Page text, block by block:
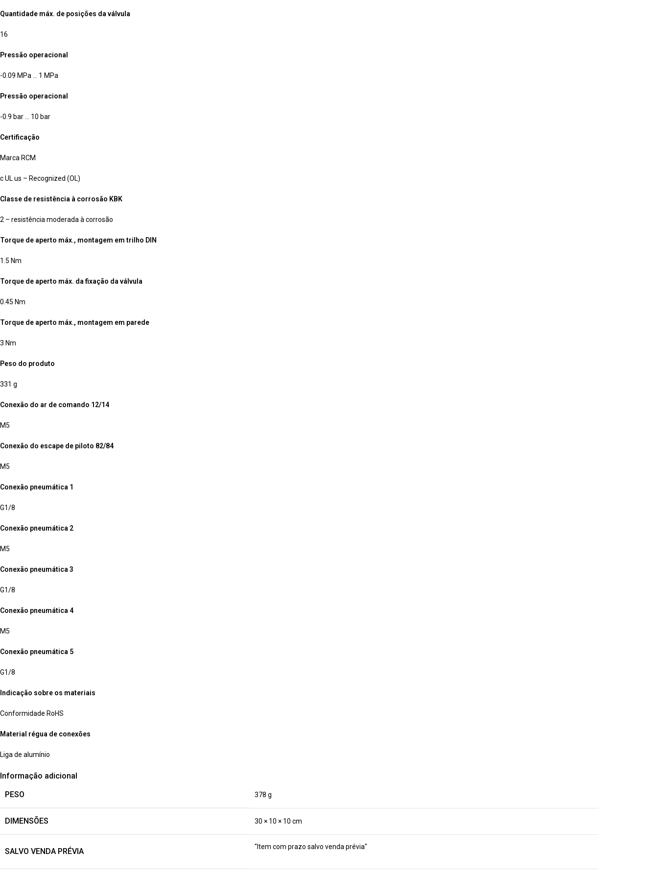
Quantidade máx. de posições da válvula
16
Pressão operacional
-0.09 MPa … 1 MPa
Pressão operacional
-0.9 bar … 10 bar
Certificação
Marca RCM
c UL us – Recognized (OL)
Classe de resistência à corrosão KBK
2 – resistência moderada à corrosão
Torque de aperto máx., montagem em trilho DIN
1.5 Nm
Torque de aperto máx. da fixação da válvula
0.45 Nm
Torque de aperto máx., montagem em parede
3 Nm
Peso do produto
331 g
Conexão do ar de comando 12/14
M5
Conexão do escape de piloto 82/84
M5
Conexão pneumática 1
G1/8
Conexão pneumática 2
M5
Conexão pneumática 3
G1/8
Conexão pneumática 4
M5
Conexão pneumática 5
G1/8
Indicação sobre os materiais
Conformidade RoHS
Material régua de conexões
Liga de alumínio
Informação adicional
PESO
378 g
DIMENSÕES 30 × 10 × 10 cm
SALVO VENDA PRÉVIA "Item com prazo salvo venda prévia"